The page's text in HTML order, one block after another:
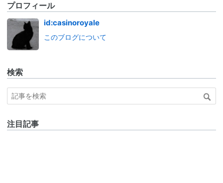
プロフィール
id:casinoroyale
このブログについて
検索
注目記事